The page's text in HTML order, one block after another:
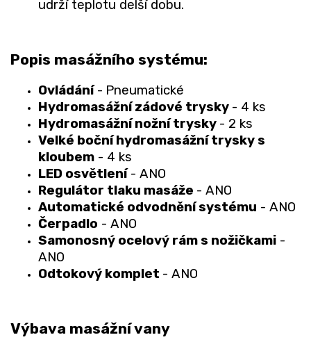
udrží teplotu delší dobu.
Popis masážního systému:
Ovládání- Pneumatické
Hydromasážní zádové trysky - 4 ks
Hydromasážní nožní trysky - 2 ks
Velké boční hydromasážní trysky s
kloubem - 4 ks
LED osvětlení- ANO
Regulátor tlaku masáže - ANO
Automatické odvodnění systému - ANO
Čerpadlo - ANO
Samonosný ocelový rám s nožičkami -
ANO
Odtokový komplet - ANO
Výbava masážní vany